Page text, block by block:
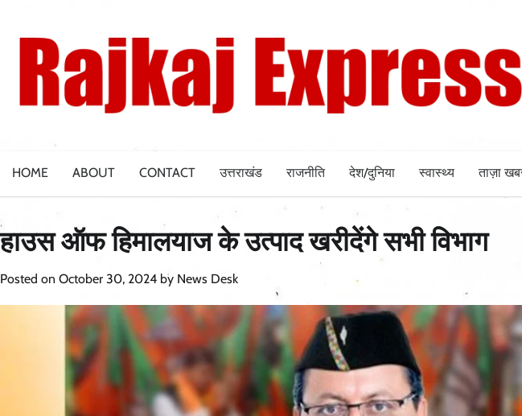
content
HOME ABOUT CONTACT उत्तराखंड राजनीति देश/दुनिया स्वास्थ्य ताज़ा
हाउस ऑफ हिमालयाज के उत्पाद खरीदेंगे सभी विभाग
Posted on October 30, 2024 by News Desk